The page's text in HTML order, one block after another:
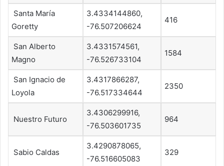
Santa María
Goretty
3.4334144860,
-76.507206624
416
San Alberto
Magno
3.4331574561,
-76.526733104
1584
San Ignacio de
Loyola
3.4317866287,
-76.517334644
2350
Nuestro Futuro
3.4306299916,
-76.503601735
964
Sabio Caldas
3.4290878065,
-76.516605083
329